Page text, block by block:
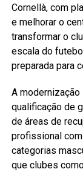
Cornellà, com
e melhorar o
transformar o
escala do
preparada para
A
qualificação de
de áreas de
profissional
categorias
que clubes